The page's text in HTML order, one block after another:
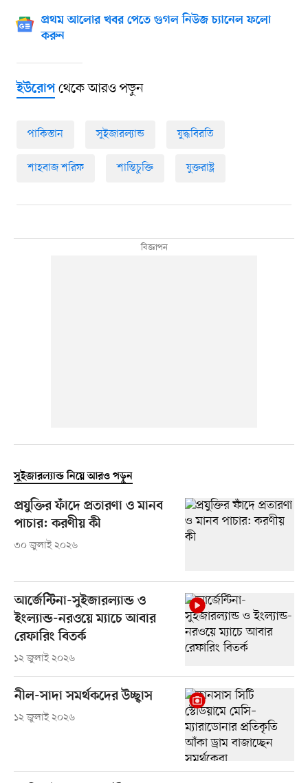
প্রথম আলোর খবর পেতে গুগল নিউজ চ্যানেল ফলো
করুন
ইউরোপথেকে আরও পড়ুন
পাকিস্তান সুইজারল্যান্ড যুদ্ধবিরতি
শাহবাজ শরিফ শান্তিচুক্তি যুক্তরাষ্ট্র
সুইজারল্যান্ড নিয়ে আরও পড়ুন
প্রযুক্তির ফাঁদে প্রতারণা ও মানব
পাচার: করণীয় কী
৩০ জুলাই ২০২৬
আর্জেন্টিনা-সুইজারল্যান্ড ও
ইংল্যান্ড-নরওয়ে ম্যাচে আবার
রেফারিং বিতর্ক
১২ জুলাই ২০২৬
নীল-সাদা সমর্থকদের উচ্ছ্বাস
১২ জুলাই ২০২৬